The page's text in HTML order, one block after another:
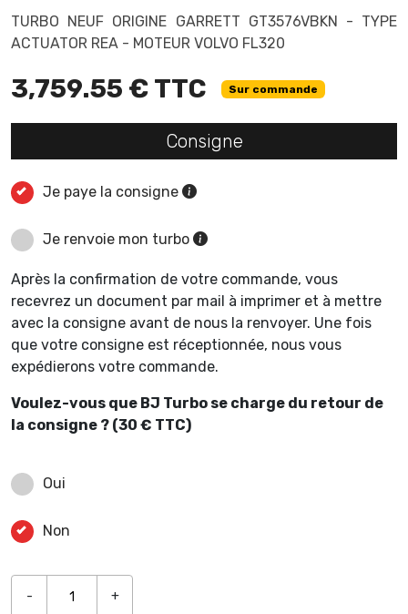
TURBO NEUF ORIGINE GARRETT GT3576VBKN - TYPE
ACTUATOR REA - MOTEUR VOLVO FL320
3,759.55 € TTC Sur commande
Consigne
Je paye la consigne
Je renvoie mon turbo
Après la confirmation de votre commande, vous
recevrez un document par mail à imprimer et à mettre
avec la consigne avant de nous la renvoyer. Une fois
que votre consigne est réceptionnée, nous vous
expédierons votre commande.
Voulez-vous que BJ Turbo se charge du retour de
la consigne ? (30 € TTC)
Oui
Non
- +